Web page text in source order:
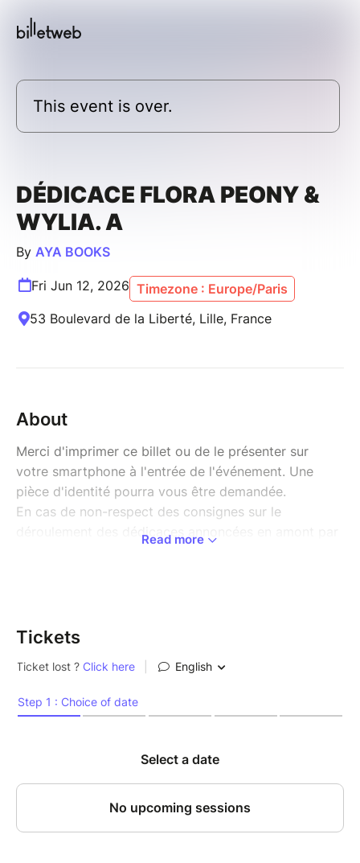
This event is over.
DÉDICACE FLORA PEONY &
WYLIA. A
By AYA BOOKS
Fri Jun 12, 2026 Timezone : Europe/Paris
53 Boulevard de la Liberté, Lille, France
About
Merci d'imprimer ce billet ou de le présenter sur
votre smartphone à l'entrée de l'événement. Une
pièce d'identité pourra vous être demandée.
En cas de non-respect des consignes sur le
déroulement des dédicaces annoncées en amont par
Pour particper à la dédicace, nous vous
soupçon de saphyr directement à la librairie.
Merci de votre compréhension,
Read more
Tickets